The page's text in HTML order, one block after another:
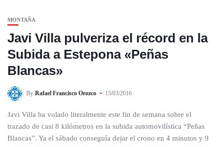
MONTAÑA
Javi Villa pulveriza el récord en la
Subida a Estepona «Peñas
Blancas»
By Rafael Francisco Orozco 15/03/2016
Javi Villa ha volado literalmente este fin de semana sobre el
trazado de casi 8 kilómetros en la subida automovilística “Peñas
Blancas”. Ya el sábado conseguía dejar el crono en 4 minutos y 9